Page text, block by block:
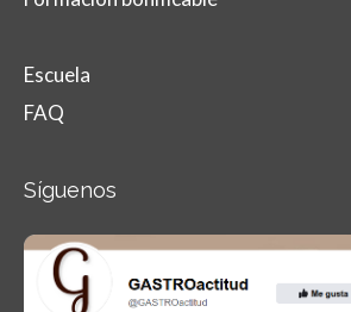
Escuela
FAQ
Síguenos